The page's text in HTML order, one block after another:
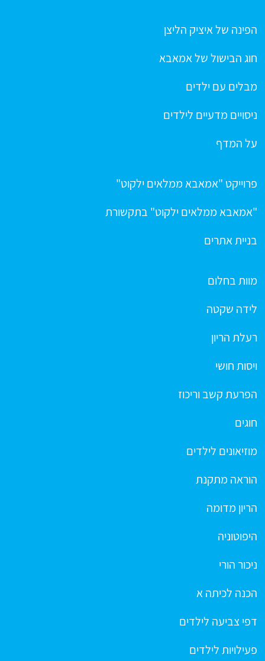
הפינה של איציק הליצן
חוג הבישול של אמאבא
מבלים עם ילדים
ניסויים מדעיים לילדים
על המדף
פרוייקט "אמאבא ממלאים ילקוט"
"אמאבא ממלאים ילקוט" בתקשורת
בניית אתרים
מוות בחלום
לידה שקטה
רעלת הריון
ויסות חושי
הפרעת קשב וריכוז
חוגים
מוזיאונים לילדים
הוראה מתקנת
הריון מדומה
היפוטוניה
ניכור הורי
הכנה לכיתה א
דפי צביעה לילדים
פעילויות לילדים